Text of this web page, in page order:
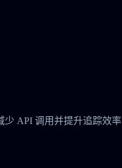
少 API 调用并提升追踪效率